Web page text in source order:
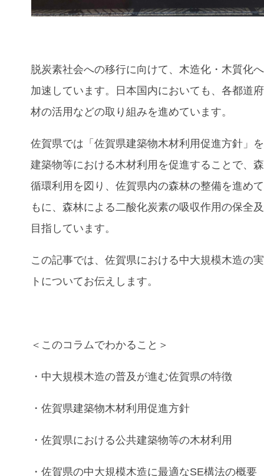
脱炭素社会への移行に向けて、木造化・木質化
加速しています。日本国内においても、各都道
材の活用などの取り組みを進めています。
佐賀県では「佐賀県建築物木材利用促進方針」
建築物等における木材利用を促進することで、
循環利用を図り、佐賀県内の森林の整備を進め
もに、森林による二酸化炭素の吸収作用の保全
目指しています。
この記事では、佐賀県における中大規模木造の
ト についてお伝えします。
＜このコラムでわかること＞
・ 中大規模木造の普及が進む佐賀県の特徴
・佐賀県建築物木材利用促進方針
・佐賀県における公共建築物等の木材利用
・佐賀県の中大規模木造に最適なSE構法の概要